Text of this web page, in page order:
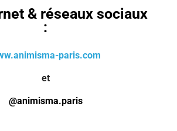
& réseaux sociaux
:
paris.com
et
@animisma.paris